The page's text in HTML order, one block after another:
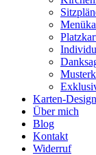
Karten-
Über mich
Blog
Kontakt
Widerruf